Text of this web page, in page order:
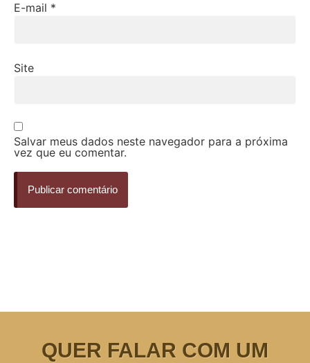
E-mail *
Site
Salvar meus dados neste navegador para a próxima
vez que eu comentar.
QUER FALAR COM UM